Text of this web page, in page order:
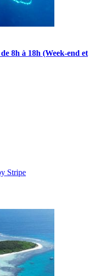
8h à 18h (Week-end et